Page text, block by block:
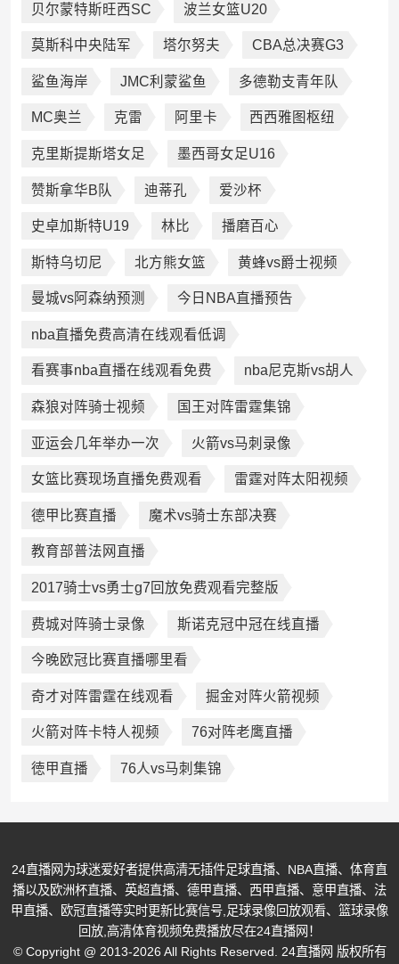
贝尔蒙特斯旺西SC 波兰女篮U20
莫斯科中央陆军 塔尔努夫 CBA总决赛G3
鲨鱼海岸 JMC利蒙鲨鱼 多德勒支青年队
MC奥兰 克雷 阿里卡 西西雅图枢纽
克里斯提斯塔女足 墨西哥女足U16
赞斯拿华B队 迪蒂孔 爱沙杯
史卓加斯特U19 林比 播磨百心
斯特乌切尼 北方熊女篮 黄蜂vs爵士视频
曼城vs阿森纳预测 今日NBA直播预告
nba直播免费高清在线观看低调
看赛事nba直播在线观看免费 nba尼克斯vs胡人
森狼对阵骑士视频 国王对阵雷霆集锦
亚运会几年举办一次 火箭vs马刺录像
女篮比赛现场直播免费观看 雷霆对阵太阳视频
德甲比赛直播 魔术vs骑士东部决赛
教育部普法网直播
2017骑士vs勇士g7回放免费观看完整版
费城对阵骑士录像 斯诺克冠中冠在线直播
今晚欧冠比赛直播哪里看
奇才对阵雷霆在线观看 掘金对阵火箭视频
火箭对阵卡特人视频 76对阵老鹰直播
徳甲直播 76人vs马刺集锦
24直播网为球迷爱好者提供高清无插件足球直播、NBA直播、体育直
播以及欧洲杯直播、英超直播、德甲直播、西甲直播、意甲直播、法
甲直播、欧冠直播等实时更新比赛信号,足球录像回放观看、篮球录像
回放,高清体育视频免费播放尽在24直播网！
© Copyright @ 2013-2026 All Rights Reserved. 24直播网 版权所有